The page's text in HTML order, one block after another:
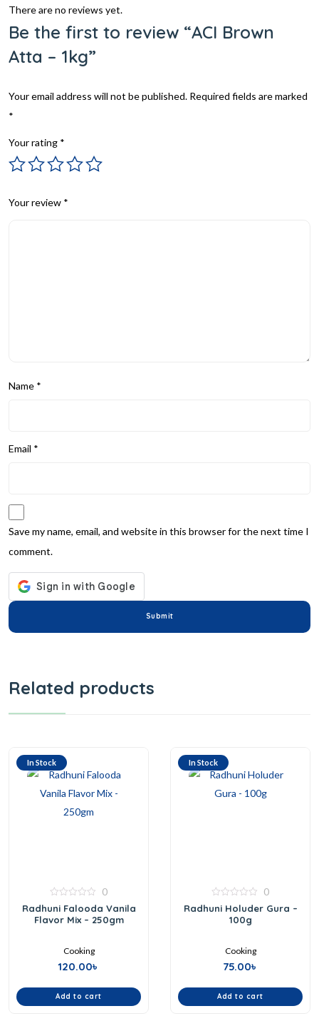
There are no reviews yet.
Be the first to review “ACI Brown
Atta – 1kg”
Your email address will not be published. Required fields are marked
*
Your rating *
Your review *
Name *
Email *
Save my name, email, and website in this browser for the next time I
comment.
Related products
In Stock
out
of
0
Radhuni Falooda Vanila
Flavor Mix – 250gm
Cooking
120.00৳
Add to cart
In Stock
out
0
Radhuni Holuder Gura –
100g
Cooking
75.00৳
Add to cart